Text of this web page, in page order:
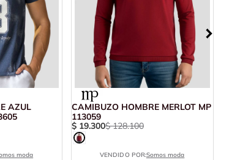
AZUL
moda
CAMIBUZO HOMBRE MERLOT MP
113059
$ 19.300$ 128.100
VENDIDO POR:Somos moda